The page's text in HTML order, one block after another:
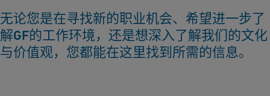
无论您是在寻找新的职业机会、希望进一步了
解GF的工作环境，还是想深入了解我们的文化
与价值观，您都能在这里找到所需的信息。